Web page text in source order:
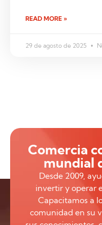
READ MORE »
29 de agosto de 2025
Comercia
mundial
Desde 2009,
invertir y operar
Capacitamos a
comunidad en su